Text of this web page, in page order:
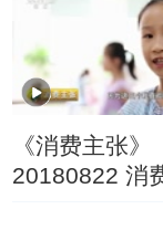
《消费主张》
20180822 消